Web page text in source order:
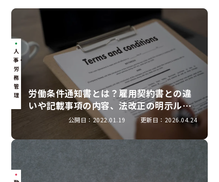
人
事・
労
務
管
理
労働条件通知書とは？雇用契約書との違
いや記載事項の内容、法改正の明示ルー
ルを解説
公開日：2022.01.19 更新日：2026.04.24